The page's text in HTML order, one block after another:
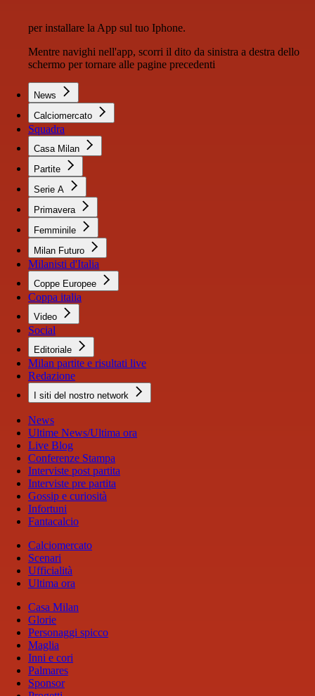
per installare la App sul tuo Iphone.
Mentre navighi nell'app, scorri il dito da sinistra a destra dello
schermo per tornare alle pagine precedenti
News
Calciomercato
Squadra
Casa Milan
Partite
Serie A
Primavera
Femminile
Milan Futuro
Milanisti d'Italia
Coppe Europee
Coppa italia
Video
Social
Editoriale
Milan partite e risultati live
Redazione
I siti del nostro network
News
Ultime News/Ultima ora
Live Blog
Conferenze Stampa
Interviste post partita
Interviste pre partita
Gossip e curiosità
Infortuni
Fantacalcio
Calciomercato
Scenari
Ufficialità
Ultima ora
Casa Milan
Glorie
Personaggi spicco
Maglia
Inni e cori
Palmares
Sponsor